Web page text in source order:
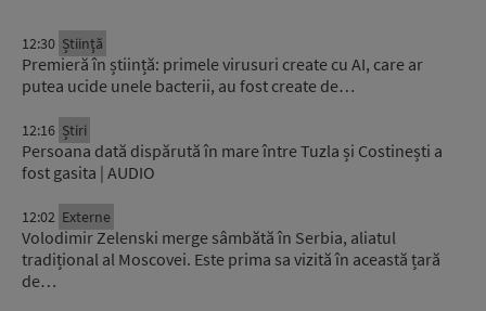
12:30 Știinţă
Premieră în știință: primele virusuri create cu AI, care ar
putea ucide unele bacterii, au fost create de…
12:16 Știri
Persoana dată dispărută în mare între Tuzla și Costinești a
fost gasita | AUDIO
12:02 Externe
Volodimir Zelenski merge sâmbătă în Serbia, aliatul
tradițional al Moscovei. Este prima sa vizită în această țară
de…